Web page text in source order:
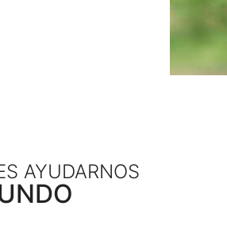
AYUDARNOS